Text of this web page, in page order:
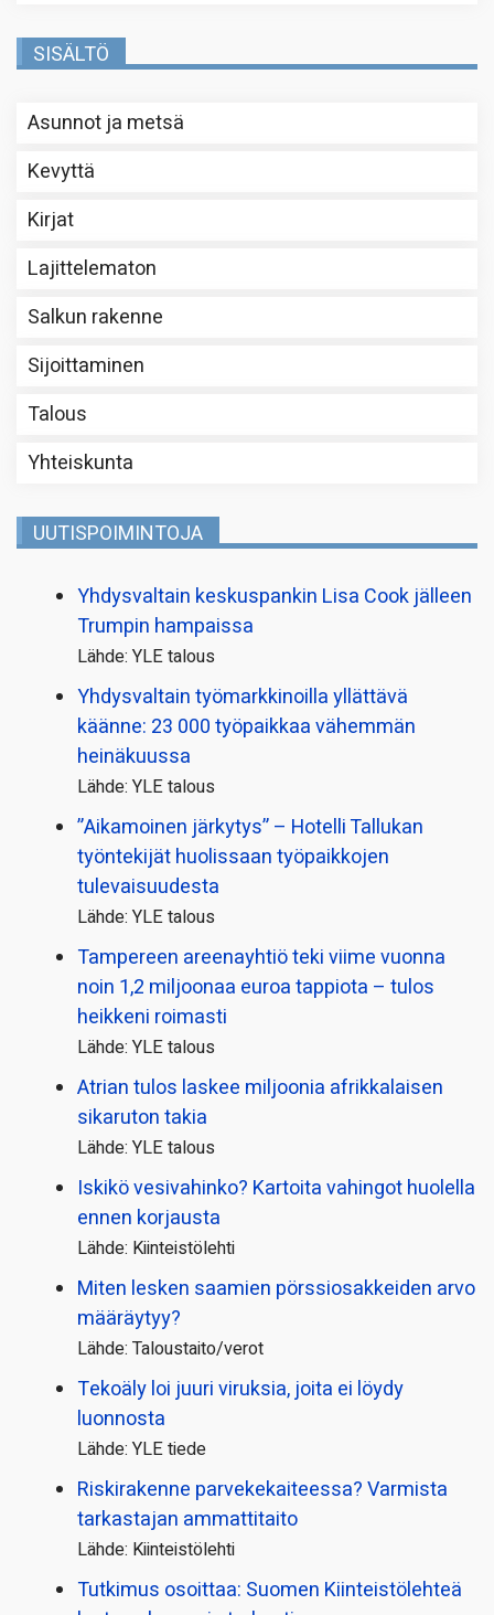
SISÄLTÖ
Asunnot ja metsä
Kevyttä
Kirjat
Lajittelematon
Salkun rakenne
Sijoittaminen
Talous
Yhteiskunta
UUTISPOIMINTOJA
Yhdysvaltain keskuspankin Lisa Cook jälleen
Trumpin hampaissa
Lähde: YLE talous
Yhdysvaltain työmarkkinoilla yllättävä
käänne: 23 000 työpaikkaa vähemmän
heinäkuussa
Lähde: YLE talous
”Aikamoinen järkytys” – Hotelli Tallukan
työntekijät huolissaan työpaikkojen
tulevaisuudesta
Lähde: YLE talous
Tampereen areenayhtiö teki viime vuonna
noin 1,2 miljoonaa euroa tappiota – tulos
heikkeni roimasti
Lähde: YLE talous
Atrian tulos laskee miljoonia afrikkalaisen
sikaruton takia
Lähde: YLE talous
Iskikö vesivahinko? Kartoita vahingot huolella
ennen korjausta
Lähde: Kiinteistölehti
Miten lesken saamien pörssi­osakkeiden arvo
määräytyy?
Lähde: Taloustaito/verot
Tekoäly loi juuri viruksia, joita ei löydy
luonnosta
Lähde: YLE tiede
Riskirakenne parvekekaiteessa? Varmista
tarkastajan ammattitaito
Lähde: Kiinteistölehti
Tutkimus osoittaa: Suomen Kiinteistölehteä